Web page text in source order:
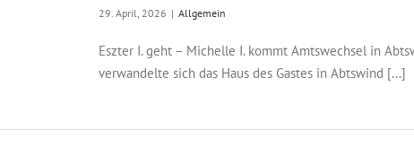
29. April, 2026 | Allgemein
Eszter I. geht – Michelle I. kommt Amtswechsel in
verwandelte sich das Haus des Gastes in Abtswind [...]